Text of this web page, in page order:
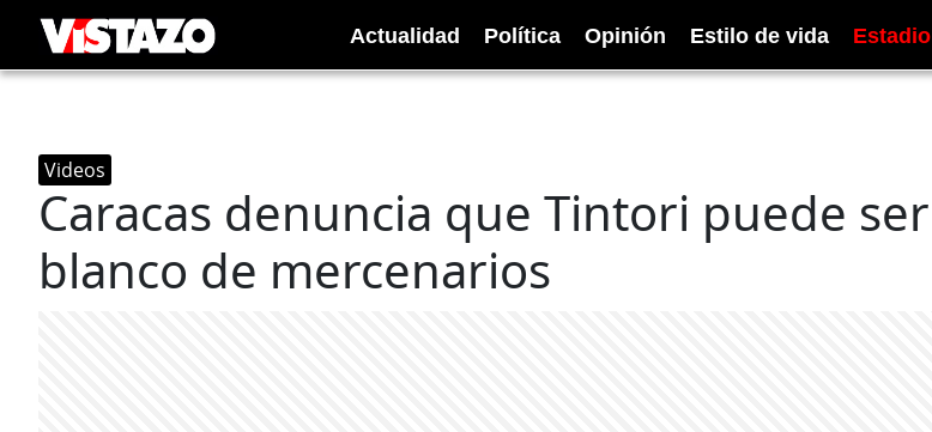
Actualidad Política Opinión Estilo de vida Estadio
Videos
Caracas denuncia que Tintori puede ser
blanco de mercenarios